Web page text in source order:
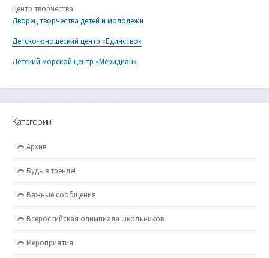
Центр творчества
Дворец творчества детей и молодежи
Детско-юношеский центр «Единство»
Детский морской центр «Меридиан»
Категории
Архив
Будь в тренде!
Важные сообщения
Всероссийская олимпиада школьников
Мероприятия